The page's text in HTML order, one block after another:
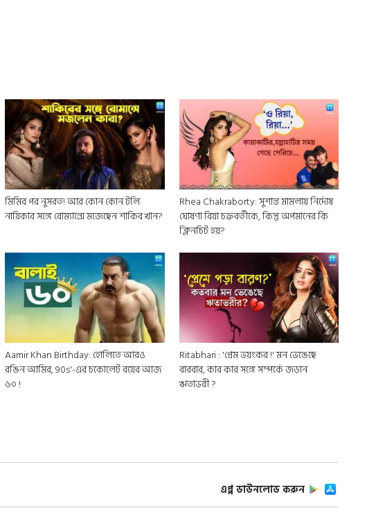
মিমির পর নুসরত! আর কোন কোন টলি
নায়িকার সঙ্গে রোম্যান্সে মজেছেন শাকিব খান?
Rhea Chakraborty: সুশান্ত মামলায় নির্দোষ
ঘোষণা রিয়া চক্রবর্তীকে, কিন্তু অপমানের কি
ক্লিনচিট হয়?
Aamir Khan Birthday: হোলিতে আরও
রঙিন আমির, 90s'-এর চকোলেট বয়ের আজ
৬০ !
Ritabhari : 'প্রেম ভয়ংকর !' মন ভেঙেছে
বারবার, কার কার সঙ্গে সম্পর্কে জড়ান
ঋতাভরী ?
এপ্প ডাউনলোড করুন